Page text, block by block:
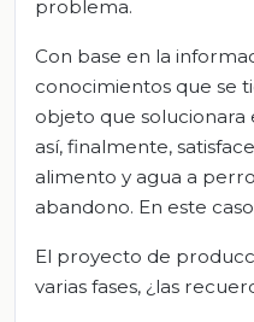
problema.
Con base en la
conocimientos que se
objeto que
así, finalmente,
alimento y agua a
abandono. En este
El proyecto de
varias fases, ¿las